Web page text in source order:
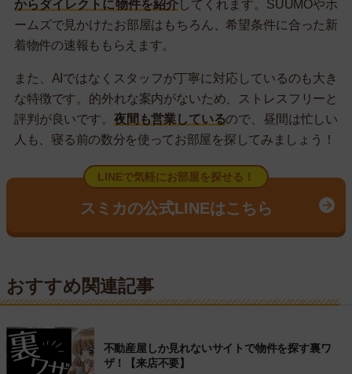
からダイレクトに物件を紹介してくれます。SUUMOやホ
ームズで見かけたお部屋はもちろん、希望条件に合った新
着物件の速報ももらえます。
また、AIではなくスタッフが丁寧に対応しているのも大き
な特徴です。的外れな案内がないため、ストレスフリーと
評判が良いです。 夜間も営業しているので、昼間は忙しい
人も、寝る前の数分を使ってお部屋を探してみましょう！
LINEで気軽にお部屋を探せる！
スミカの公式LINEはこちら
おすすめ関連記事
不動産屋しか見れないサイトで物件を探す裏ワ
ザ！【来店不要】